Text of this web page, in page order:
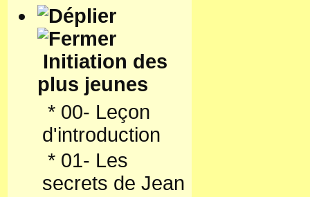
Initiation des
plus jeunes
* 00- Leçon
d'introduction
* 01- Les
secrets de Jean